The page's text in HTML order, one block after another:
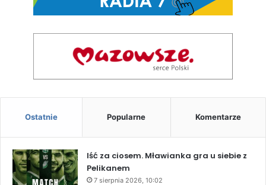
Ostatnie Popularne Komentarze
Iść za ciosem. Mławianka gra u siebie z
Pelikanem
7 sierpnia 2026, 10:02